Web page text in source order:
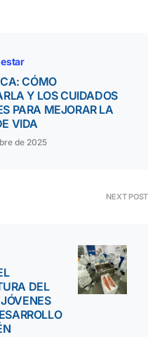
CÓMO
Y LOS CUIDADOS
PARA MEJORAR LA
VIDA
de 2025
NEXT POST
DEL